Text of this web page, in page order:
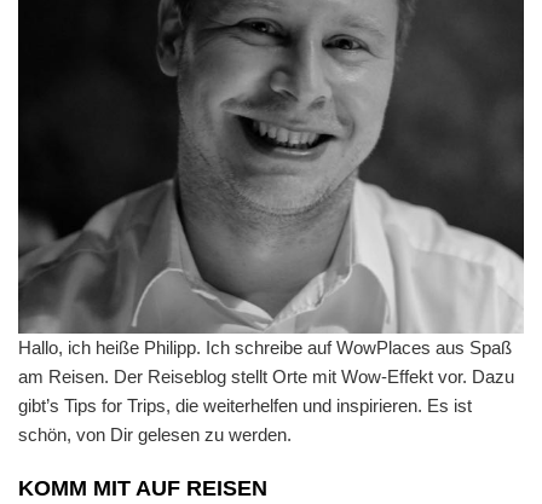
Hallo, ich heiße Philipp. Ich schreibe auf WowPlaces aus Spaß
am Reisen. Der Reiseblog stellt Orte mit Wow-Effekt vor. Dazu
gibt’s Tips for Trips, die weiterhelfen und inspirieren. Es ist
schön, von Dir gelesen zu werden.
KOMM MIT AUF REISEN